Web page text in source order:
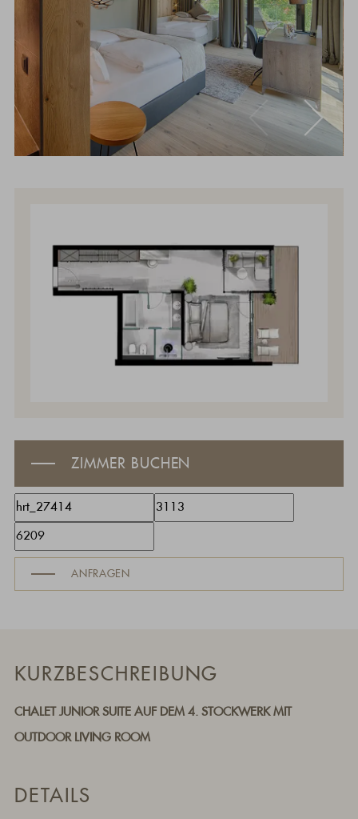
ZIMMER BUCHEN
ANFRAGEN
KURZBESCHREIBUNG
CHALET JUNIOR SUITE AUF DEM 4. STOCKWERK MIT
OUTDOOR LIVING ROOM
DETAILS